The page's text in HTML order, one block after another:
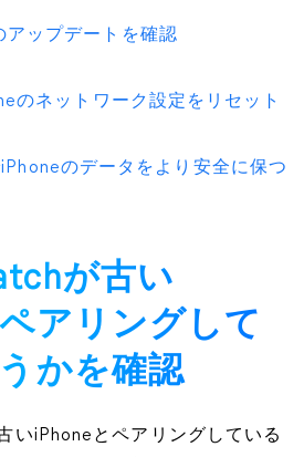
アップデートを確認
のネットワーク設定をリセット
のデータをより安全に保つ
が古い
アリングして
かを確認
いiPhoneとペアリングしている